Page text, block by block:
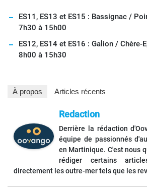
ES11, ES13 et ES15 : Bassignac /
7h30 à 15h00
ES12, ES14 et ES16 : Galion / Chère-
8h00 à 15h30
À propos Articles récents
Redaction
Derrière la rédaction
équipe de passionnés
en Martinique. C'est nous
rédiger certains
directement les outre-mer tels que les